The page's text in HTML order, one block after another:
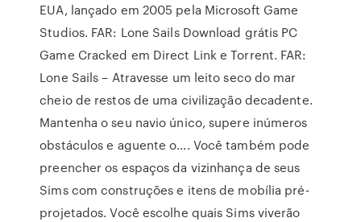
EUA, lançado em 2005 pela Microsoft Game
Studios. FAR: Lone Sails Download grátis PC
Game Cracked em Direct Link e Torrent. FAR:
Lone Sails – Atravesse um leito seco do mar
cheio de restos de uma civilização decadente.
Mantenha o seu navio único, supere inúmeros
obstáculos e aguente o…. Você também pode
preencher os espaços da vizinhança de seus
Sims com construções e itens de mobília pré-
projetados. Você escolhe quais Sims viverão